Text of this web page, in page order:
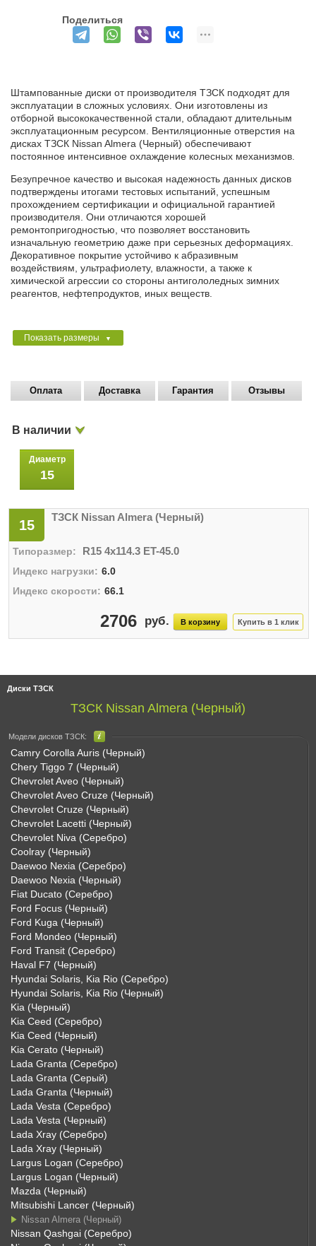
Диски ТЗСК
ТЗСК Nissan Almera (Черный)
Модели дисков ТЗСК:
Camry Corolla Auris (Черный)
Chery Tiggo 7 (Черный)
Chevrolet Aveo (Черный)
Chevrolet Aveo Cruze (Черный)
Chevrolet Cruze (Черный)
Chevrolet Lacetti (Черный)
Chevrolet Niva (Серебро)
Coolray (Черный)
Daewoo Nexia (Серебро)
Daewoo Nexia (Черный)
Fiat Ducato (Серебро)
Ford Focus (Черный)
Ford Kuga (Черный)
Ford Mondeo (Черный)
Ford Transit (Серебро)
Haval F7 (Черный)
Hyundai Solaris, Kia Rio (Серебро)
Hyundai Solaris, Kia Rio (Черный)
Kia (Черный)
Kia Ceed (Серебро)
Kia Ceed (Черный)
Kia Cerato (Черный)
Lada Granta (Серебро)
Lada Granta (Серый)
Lada Granta (Черный)
Lada Vesta (Серебро)
Lada Vesta (Черный)
Lada Xray (Серебро)
Lada Xray (Черный)
Largus Logan (Серебро)
Largus Logan (Черный)
Mazda (Черный)
Mitsubishi Lancer (Черный)
Nissan Almera (Черный)
Nissan Qashgai (Серебро)
Поделиться
Штампованные диски от производителя ТЗСК подходят для
эксплуатации в сложных условиях. Они изготовлены из
отборной высококачественной стали, обладают длительным
эксплуатационным ресурсом. Вентиляционные отверстия на
дисках ТЗСК Nissan Almera (Черный) обеспечивают
постоянное интенсивное охлаждение колесных механизмов.
Безупречное качество и высокая надежность данных дисков
подтверждены итогами тестовых испытаний, успешным
прохождением сертификации и официальной гарантией
производителя. Они отличаются хорошей
ремонтопригодностью, что позволяет восстановить
изначальную геометрию даже при серьезных деформациях.
Декоративное покрытие устойчиво к абразивным
воздействиям, ультрафиолету, влажности, а также к
химической агрессии со стороны антигололедных зимних
реагентов, нефтепродуктов, иных веществ.
Показать размеры ▼
Оплата Доставка Гарантия Отзывы
В наличии
Диаметр
15
15
ТЗСК Nissan Almera (Черный)
R15 4x114.3 ET-45.0
6.0
66.1
2706